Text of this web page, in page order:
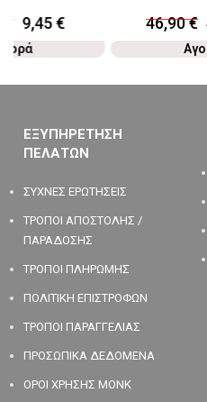
€ 9,45€ 46,90€
ΕΞΥΠΗΡΕΤΗΣΗ
ΠΕΛΑΤΩΝ
ΣΥΧΝΕΣ ΕΡΩΤΗΣΕΙΣ
ΤΡΟΠΟΙ ΑΠΟΣΤΟΛΗΣ /
ΠΑΡΑΔΟΣΗΣ
ΤΡΟΠΟΙ ΠΛΗΡΩΜΗΣ
ΠΟΛΙΤΙΚΗ ΕΠΙΣΤΡΟΦΩΝ
ΤΡΟΠΟΙ ΠΑΡΑΓΓΕΛΙΑΣ
ΠΡΟΣΩΠΙΚΑ ΔΕΔΟΜΕΝΑ
ΟΡΟΙ ΧΡΗΣΗΣ MONK